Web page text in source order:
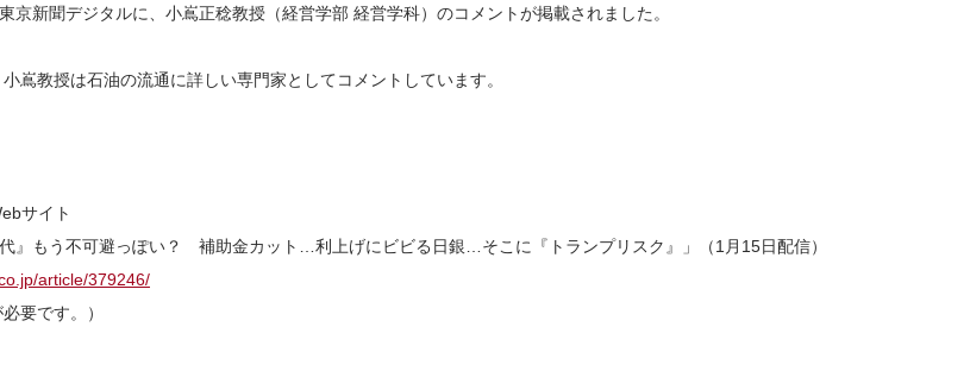
京新聞デジタルに、小嶌正稔教授（経営学部 経営学科）のコメントが掲載されました。
嶌教授は石油の流通に詳しい専門家としてコメントしています。
サイト
代』もう不可避っぽい？ 補助金カット…利上げにビビる日銀…そこに『トランプリスク』」（1月15日配信）
article/379246/
要です。）